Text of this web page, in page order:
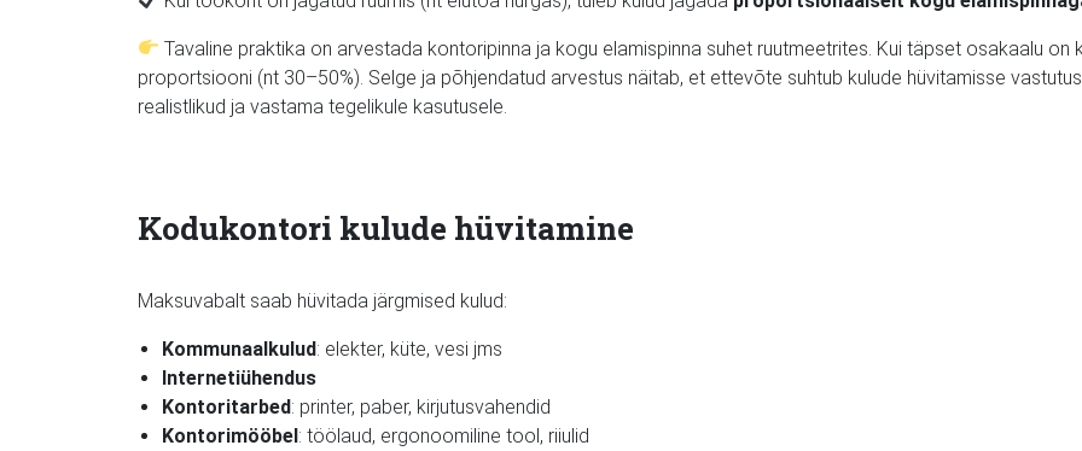
Tavaline praktika on arvestada kontoripinna ja kogu elamispinna suhet ruutmeetrites. Kui täpset osakaalu on
proportsiooni (nt 30–50%). Selge ja põhjendatud arvestus näitab, et ettevõte suhtub kulude hüvitamisse
realistlikud ja vastama tegelikule kasutusele.
Kodukontori kulude hüvitamine
Maksuvabalt saab hüvitada järgmised kulud:
Kommunaalkulud: elekter, küte, vesi jms
Internetiühendus
Kontoritarbed: printer, paber, kirjutusvahendid
Kontorimööbel: töölaud, ergonoomiline tool, riiulid